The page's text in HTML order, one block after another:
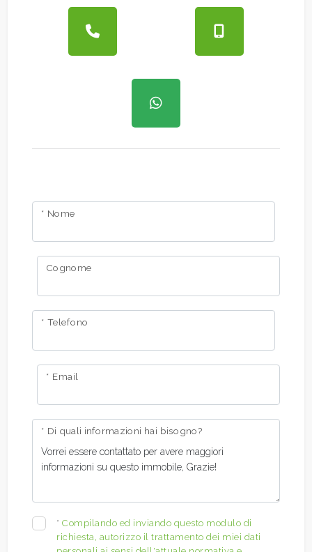
* Nome
Cognome
* Telefono
* Email
* Di quali informazioni hai bisogno?
*Compilando ed inviando questo modulo di
richiesta, autorizzo il trattamento dei miei dati
Ascensore
Lusso